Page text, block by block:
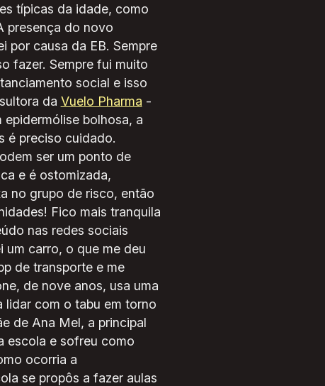
típicas da idade, como
presença do novo
por causa da EB. Sempre
fazer. Sempre fui muito
social e isso
da Vuelo Pharma -
bolhosa, a
é preciso cuidado.
ser um ponto de
e é ostomizada,
no grupo de risco, então
Fico mais tranquila
nas redes sociais
um carro, o que me deu
de transporte e me
de nove anos, usa uma
lidar com o tabu em torno
de Ana Mel, a principal
escola e sofreu como
ocorria a
se propôs a fazer aulas